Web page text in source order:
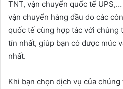
TNT, vận chuyển quốc tế
vận chuyển hàng đầu do các
quốc tế cùng hợp tác với chúng
tín nhất, giúp bạn có được múc
nhất.
Khi bạn chọn dịch vụ của